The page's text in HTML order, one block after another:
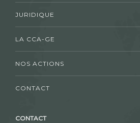
JURIDIQUE
LA CCA-GE
NOS ACTIONS
CONTACT
CONTACT